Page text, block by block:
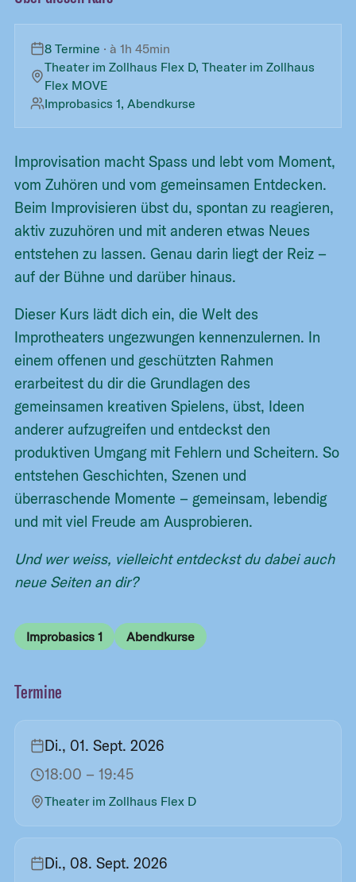
8 Termine · à1h 45min
Theater im Zollhaus Flex D,Theater im Zollhaus
Flex MOVE
Improbasics 1, Abendkurse
Improvisation macht Spass und lebt vom Moment,
vom Zuhören und vom gemeinsamen Entdecken.
Beim Improvisieren übst du, spontan zu reagieren,
aktiv zuzuhören und mit anderen etwas Neues
entstehen zu lassen. Genau darin liegt der Reiz –
auf der Bühne und darüber hinaus.
Dieser Kurs lädt dich ein, die Welt des
Improtheaters ungezwungen kennenzulernen. In
einem offenen und geschützten Rahmen
erarbeitest du dir die Grundlagen des
gemeinsamen kreativen Spielens, übst, Ideen
anderer aufzugreifen und entdeckst den
produktiven Umgang mit Fehlern und Scheitern. So
entstehen Geschichten, Szenen und
überraschende Momente – gemeinsam, lebendig
und mit viel Freude am Ausprobieren.
Und wer weiss, vielleicht entdeckst du dabei auch
neue Seiten an dir?
Improbasics 1 Abendkurse
Termine
Di., 01. Sept. 2026
18:00 – 19:45
Theater im Zollhaus Flex D
Di., 08. Sept. 2026